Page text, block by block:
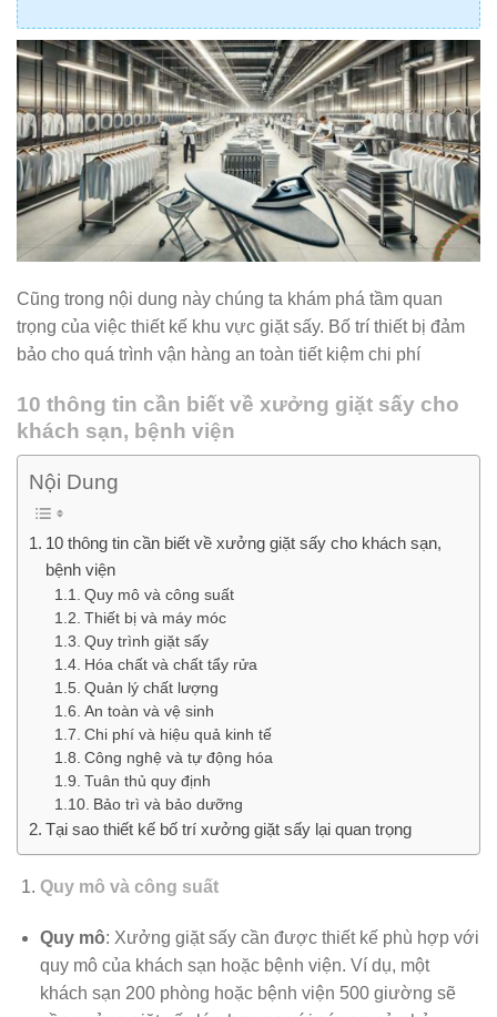
Cũng trong nội dung này chúng ta khám phá tầm quan
trọng của việc thiết kế khu vực giặt sấy. Bố trí thiết bị đảm
bảo cho quá trình vận hàng an toàn tiết kiệm chi phí
10 thông tin cần biết về xưởng giặt sấy cho
khách sạn, bệnh viện
Nội Dung
10 thông tin cần biết về xưởng giặt sấy cho khách sạn,
bệnh viện
Quy mô và công suất
Thiết bị và máy móc
Quy trình giặt sấy
Hóa chất và chất tẩy rửa
Quản lý chất lượng
An toàn và vệ sinh
Chi phí và hiệu quả kinh tế
Công nghệ và tự động hóa
Tuân thủ quy định
Bảo trì và bảo dưỡng
Tại sao thiết kế bố trí xưởng giặt sấy lại quan trọng
Quy mô và công suất
Quy mô: Xưởng giặt sấy cần được thiết kế phù hợp với
quy mô của khách sạn hoặc bệnh viện. Ví dụ, một
khách sạn 200 phòng hoặc bệnh viện 500 giường sẽ